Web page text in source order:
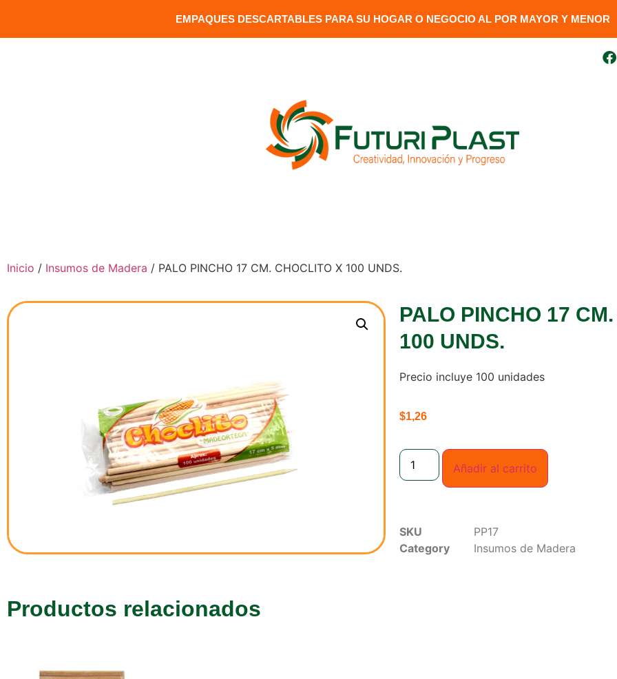
EMPAQUES DESCARTABLES PARA SU HOGAR O NEGOCIO AL POR MAYOR Y MENOR​
Inicio / Insumos de Madera / PALO PINCHO 17 CM. CHOCLITO X 100 UNDS.
PALO PINCHO 17
100 UNDS.
Precio incluye 100 unidades
$1,26
Añadir al carrito
SKU
PP17
Category
Insumos de Madera
Productos relacionados